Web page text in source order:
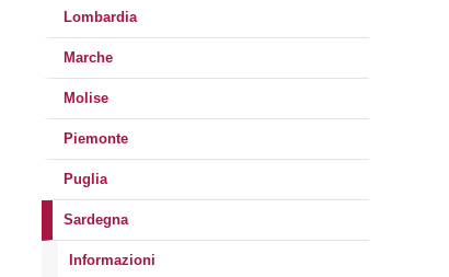
Lombardia
Marche
Molise
Piemonte
Puglia
Sardegna
Informazioni